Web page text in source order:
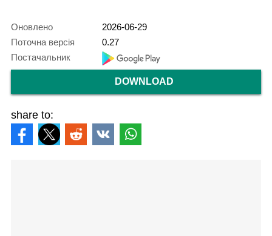
Оновлено
2026-06-29
Поточна версія
0.27
Постачальник
DOWNLOAD
share to: